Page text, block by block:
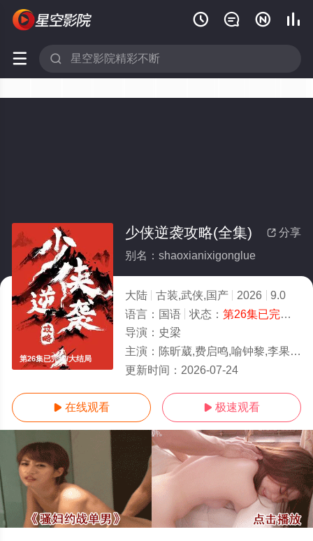
   
 
第26集已完结/大结局
 分享
少侠逆袭攻略(全集)
别名：shaoxianixigonglue
大陆 古装,武侠,国产 2026
9.0
语言： 国语 状态： 第26集已完结
导演： 史梁
主演： 陈昕葳,费启鸣,喻钟黎,李果,张竞达,岳冬峰
更新时间： 2026-07-24
 在线观看  极速观看